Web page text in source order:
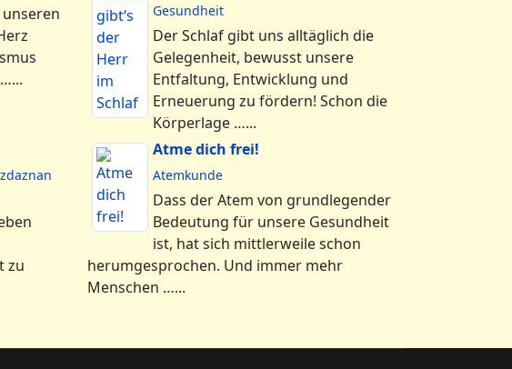
Gesundheit
Der Schlaf gibt uns alltäglich die
Gelegenheit, bewusst unsere
Entfaltung, Entwicklung und
Erneuerung zu fördern! Schon die
Körperlage …...
zu
Atme dich frei!
Atemkunde
Dass der Atem von grundlegender
Bedeutung für unsere Gesundheit
ist, hat sich mittlerweile schon
herumgesprochen. Und immer mehr
Menschen …...